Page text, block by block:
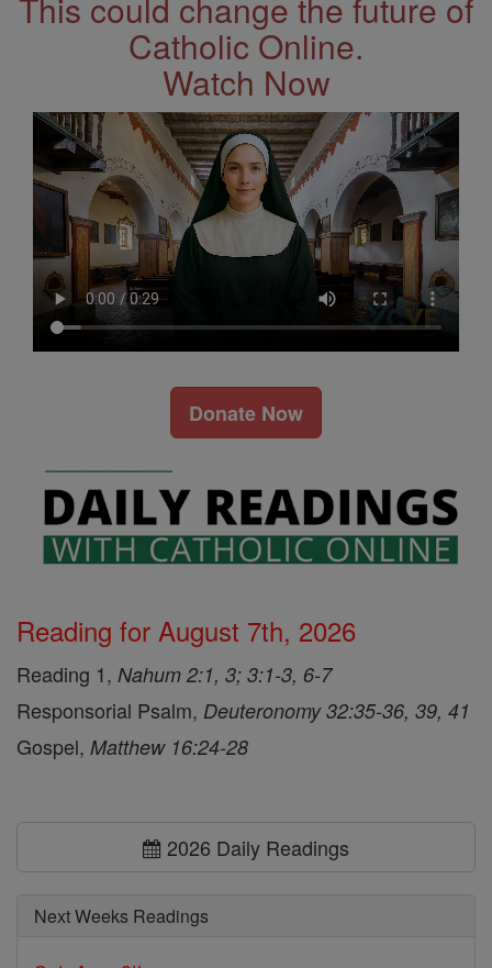
Catholic Online.
Watch Now
Donate Now
Reading for August 7th, 2026
Reading 1, Nahum 2:1, 3; 3:1-3, 6-7
Responsorial Psalm, Deuteronomy 32:35-36, 39, 41
Gospel, Matthew 16:24-28
2026 Daily Readings
Next Weeks Readings